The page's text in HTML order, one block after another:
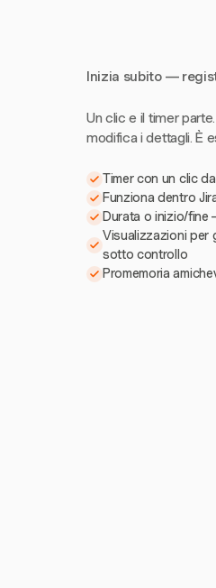
Inizia subito —
Un clic e il timer
modifica i dettagli. È
Timer con un clic
Funziona dentro
Durata o inizio/fine
Visualizzazioni per
sotto controllo
Promemoria